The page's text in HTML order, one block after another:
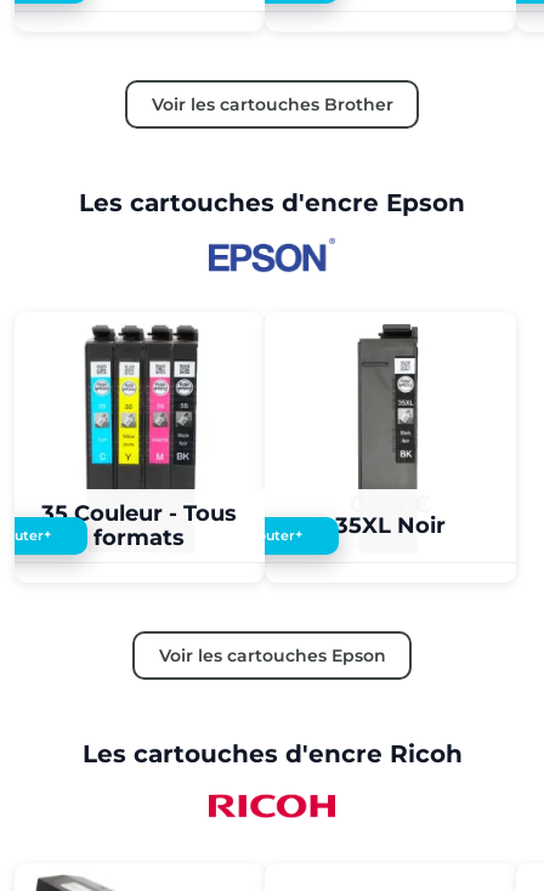
Voir les cartouches Brother
Les cartouches d'encre Epson
35 Couleur - Tous
formats
0,05 €
+ 35XL Noir
Ajouter+
Voir les cartouches Epson
Les cartouches d'encre Ricoh